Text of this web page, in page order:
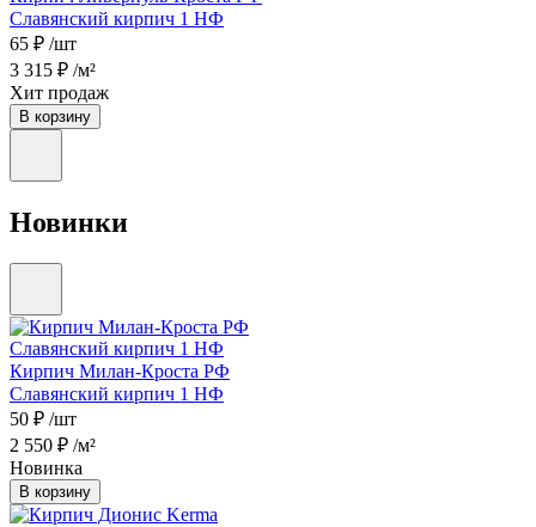
Славянский кирпич 1 НФ
65 ₽ /шт
3 315 ₽ /м²
Хит продаж
В корзину
Новинки
Кирпич Милан-Кроста РФ
Славянский кирпич 1 НФ
50 ₽ /шт
2 550 ₽ /м²
Новинка
В корзину